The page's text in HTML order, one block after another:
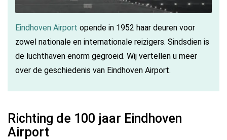
Eindhoven Airport opende in 1952 haar deuren voor
zowel nationale en internationale reizigers. Sindsdien is
de luchthaven enorm gegroeid. Wij vertellen u meer
over de geschiedenis van Eindhoven Airport.
Richting de 100 jaar Eindhoven
Airport